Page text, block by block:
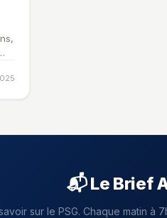
📬 Le Brief
sur le PSG. Chaque matin à